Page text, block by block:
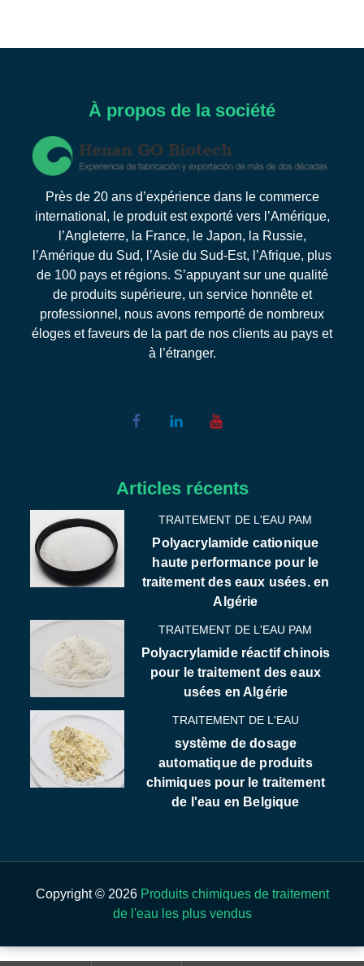
À propos de la société
Près de 20 ans d’expérience dans le commerce
international, le produit est exporté vers l’Amérique,
l’Angleterre, la France, le Japon, la Russie,
l’Amérique du Sud, l’Asie du Sud-Est, l’Afrique, plus
de 100 pays et régions. S’appuyant sur une qualité
de produits supérieure, un service honnête et
professionnel, nous avons remporté de nombreux
éloges et faveurs de la part de nos clients au pays et
à l’étranger.
Articles récents
TRAITEMENT DE L'EAU PAM
Polyacrylamide cationique
haute performance pour le
traitement des eaux usées. en
Algérie
TRAITEMENT DE L'EAU PAM
Polyacrylamide réactif chinois
pour le traitement des eaux
usées en Algérie
TRAITEMENT DE L'EAU
système de dosage
automatique de produits
chimiques pour le traitement
de l'eau en Belgique
Copyright © 2026 Produits chimiques de traitement
de l'eau les plus vendus